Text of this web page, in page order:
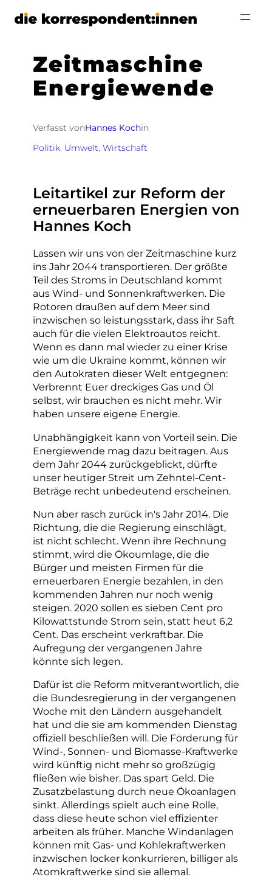
Zum
Zeitmaschine
Energiewende
Verfasst vonHannes Kochin
Politik, Umwelt, Wirtschaft
Leitartikel zur Reform der
erneuerbaren Energien von
Hannes Koch
Lassen wir uns von der Zeitmaschine kurz
ins Jahr 2044 transportieren. Der größte
Teil des Stroms in Deutschland kommt
aus Wind- und Sonnenkraftwerken. Die
Rotoren draußen auf dem Meer sind
inzwischen so leistungsstark, dass ihr Saft
auch für die vielen Elektroautos reicht.
Wenn es dann mal wieder zu einer Krise
wie um die Ukraine kommt, können wir
den Autokraten dieser Welt entgegnen:
Verbrennt Euer dreckiges Gas und Öl
selbst, wir brauchen es nicht mehr. Wir
haben unsere eigene Energie.
Unabhängigkeit kann von Vorteil sein. Die
Energiewende mag dazu beitragen. Aus
dem Jahr 2044 zurückgeblickt, dürfte
unser heutiger Streit um Zehntel-Cent-
Beträge recht unbedeutend erscheinen.
Nun aber rasch zurück in's Jahr 2014. Die
Richtung, die die Regierung einschlägt,
ist nicht schlecht. Wenn ihre Rechnung
stimmt, wird die Ökoumlage, die die
Bürger und meisten Firmen für die
erneuerbaren Energie bezahlen, in den
kommenden Jahren nur noch wenig
steigen. 2020 sollen es sieben Cent pro
Kilowattstunde Strom sein, statt heut 6,2
Cent. Das erscheint verkraftbar. Die
Aufregung der vergangenen Jahre
könnte sich legen.
Dafür ist die Reform mitverantwortlich, die
die Bundesregierung in der vergangenen
Woche mit den Ländern ausgehandelt
hat und die sie am kommenden Dienstag
offiziell beschließen will. Die Förderung für
Wind-, Sonnen- und Biomasse-Kraftwerke
wird künftig nicht mehr so großzügig
fließen wie bisher. Das spart Geld. Die
Zusatzbelastung durch neue Ökoanlagen
sinkt. Allerdings spielt auch eine Rolle,
dass diese heute schon viel effizienter
arbeiten als früher. Manche Windanlagen
können mit Gas- und Kohlekraftwerken
inzwischen locker konkurrieren, billiger als
Atomkraftwerke sind sie allemal.